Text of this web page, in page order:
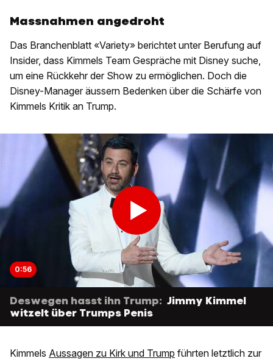
Massnahmen angedroht
Das Branchenblatt «Variety» berichtet unter Berufung auf
Insider, dass Kimmels Team Gespräche mit Disney suche,
um eine Rückkehr der Show zu ermöglichen. Doch die
Disney-Manager äussern Bedenken über die Schärfe von
Kimmels Kritik an Trump.
0:56
Deswegen hasst ihn Trump: Jimmy Kimmel
witzelt über Trumps Penis
Kimmels Aussagen zu Kirk und Trump führten letztlich zur